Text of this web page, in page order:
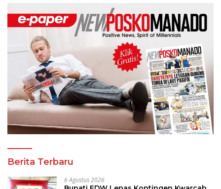
Berita Terbaru
6 Agustus 2026